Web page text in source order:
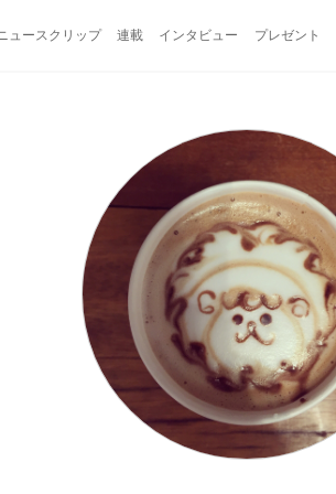
ュースクリップ 連載 インタビュー プレゼント